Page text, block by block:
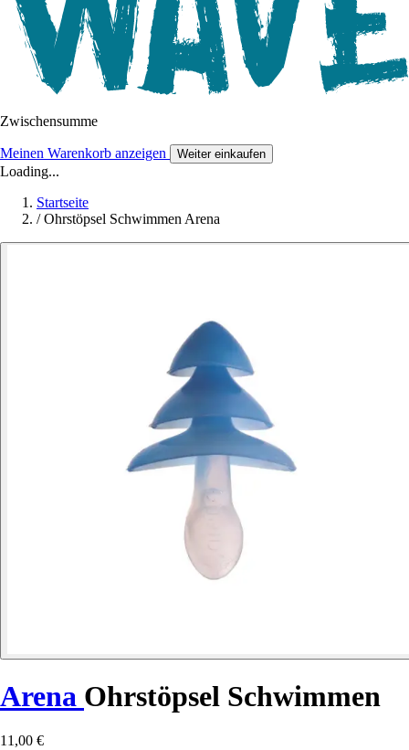
Zwischensumme
Meinen Warenkorb anzeigen Weiter einkaufen
Loading...
Startseite
/ Ohrstöpsel Schwimmen Arena
Arena Ohrstöpsel Schwimmen
11,00 €